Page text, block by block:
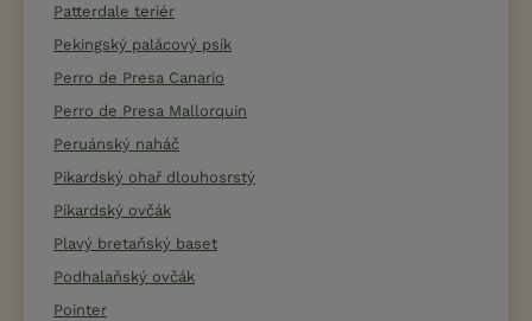
Patterdale teriér
Pekingský palácový psík
Perro de Presa Canario
Perro de Presa Mallorquin
Peruánský naháč
Pikardský ohař dlouhosrstý
Pikardský ovčák
Plavý bretaňský baset
Podhalaňský ovčák
Pointer